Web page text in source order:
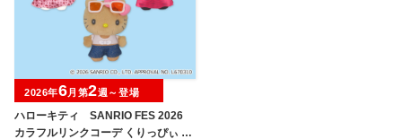
ハローキティ SANRIO FES 2026
カラフルリンクコーデ くりっぴぃ ぬ
2026年6月第2週～登場